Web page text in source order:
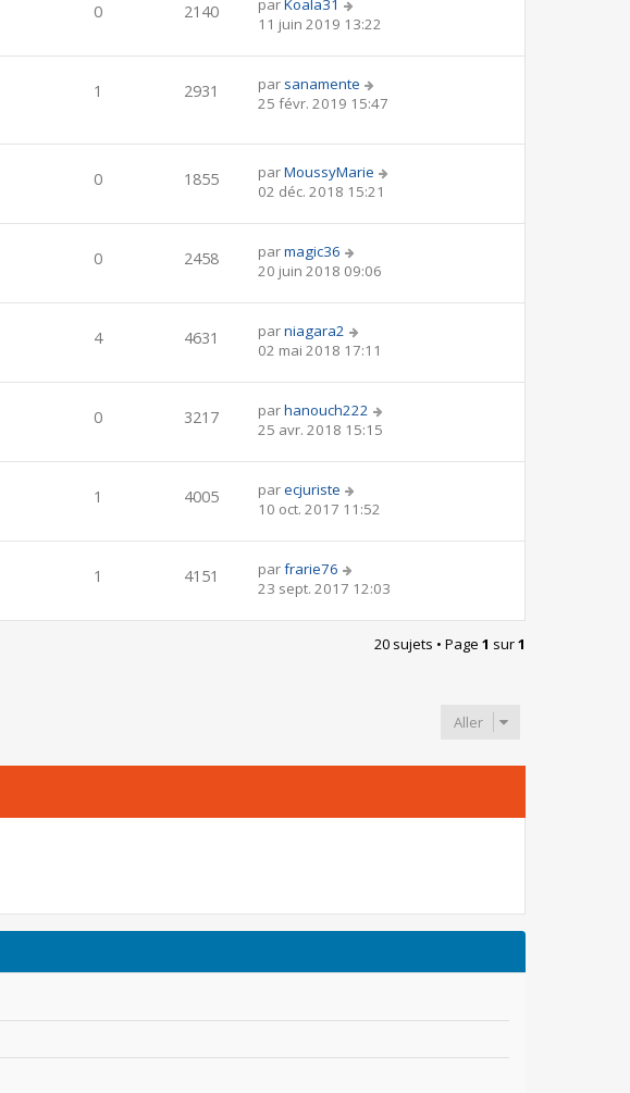
0 2140 parKoala31
11 juin 2019 13:22
1 2931 par sanamente
25 févr. 2019 15:47
0 1855 parMoussyMarie
02 déc. 2018 15:21
0 2458 parmagic36
20 juin 2018 09:06
4 4631 parniagara2
02 mai 2018 17:11
0 3217 parhanouch222
25 avr. 2018 15:15
1 4005 parecjuriste
10 oct. 2017 11:52
1 4151 parfrarie76
23 sept. 2017 12:03
20 sujets • Page 1 sur1
Aller